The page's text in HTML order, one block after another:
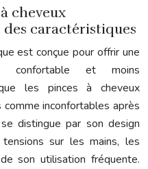
cheveux
caractéristiques
est conçue pour offrir une
confortable et moins
les pinces à cheveux
inconfortables après
distingue par son design
sur les mains, les
son utilisation fréquente.